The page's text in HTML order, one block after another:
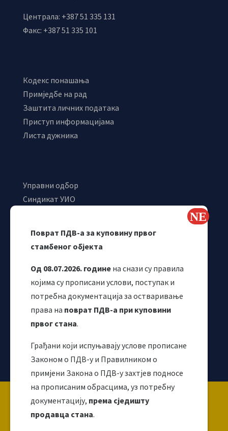
Поврат ПДВ-а за куповину првог
стамбеног објекта
Од 08.07.2026. године на снази су правила
којима су прописани услови, поступак и
потребна документација за остваривање
права на поврат ПДВ-а при куповини
првог стана.
Грађани који испуњавају услове прописане
Законом о ПДВ-у и Правилником о
примјени Закона о ПДВ-у захтјев подносе
на прописаним обрасцима, уз потребну
документацију, према сједишту
продавца стана.
Централа: +387 51 335 131
Факс: +387 51 335 101
Кодекс понашања
Примједбе на рад
Заштита личних података
Приступ информацијама
Листа дужника
Управни одбор
Синдикат УИО
Одјељење за макроекономску анализу
Корисни линкови
Copyright ©2026 Uprava za indirektno / neizravno
oporezivanje BiH